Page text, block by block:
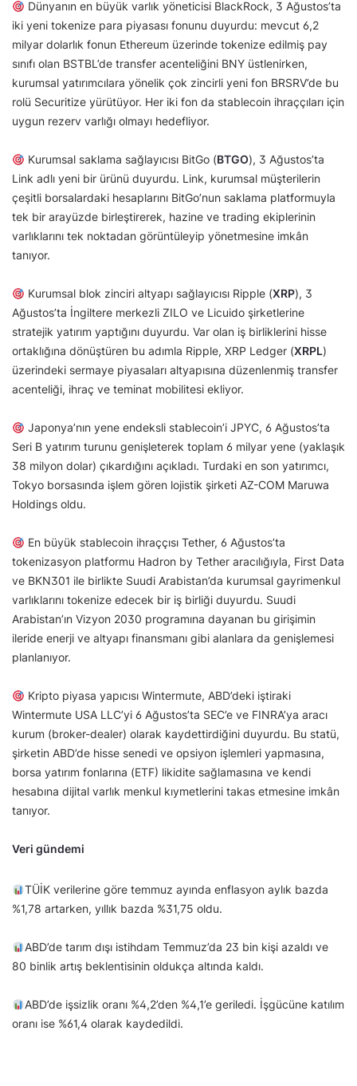
Dünyanın en büyük varlık yöneticisi BlackRock, 3 Ağustos’ta
iki yeni tokenize para piyasası fonunu duyurdu: mevcut 6,2
milyar dolarlık fonun Ethereum üzerinde tokenize edilmiş pay
sınıfı olan BSTBL’de transfer acenteliğini BNY üstlenirken,
kurumsal yatırımcılara yönelik çok zincirli yeni fon BRSRV’de bu
rolü Securitize yürütüyor. Her iki fon da stablecoin ihraççıları için
uygun rezerv varlığı olmayı hedefliyor.
Kurumsal saklama sağlayıcısı BitGo (BTGO), 3 Ağustos’ta
Link adlı yeni bir ürünü duyurdu. Link, kurumsal müşterilerin
çeşitli borsalardaki hesaplarını BitGo’nun saklama platformuyla
tek bir arayüzde birleştirerek, hazine ve trading ekiplerinin
varlıklarını tek noktadan görüntüleyip yönetmesine imkân
tanıyor.
Kurumsal blok zinciri altyapı sağlayıcısı Ripple (XRP), 3
Ağustos’ta İngiltere merkezli ZILO ve Licuido şirketlerine
stratejik yatırım yaptığını duyurdu. Var olan iş birliklerini hisse
ortaklığına dönüştüren bu adımla Ripple, XRP Ledger (XRPL)
üzerindeki sermaye piyasaları altyapısına düzenlenmiş transfer
acenteliği, ihraç ve teminat mobilitesi ekliyor.
Japonya’nın yene endeksli stablecoin’i JPYC, 6 Ağustos’ta
Seri B yatırım turunu genişleterek toplam 6 milyar yene (yaklaşık
38 milyon dolar) çıkardığını açıkladı. Turdaki en son yatırımcı,
Tokyo borsasında işlem gören lojistik şirketi AZ-COM Maruwa
Holdings oldu.
En büyük stablecoin ihraççısı Tether, 6 Ağustos’ta
tokenizasyon platformu Hadron by Tether aracılığıyla, First Data
ve BKN301 ile birlikte Suudi Arabistan’da kurumsal gayrimenkul
varlıklarını tokenize edecek bir iş birliği duyurdu. Suudi
Arabistan’ın Vizyon 2030 programına dayanan bu girişimin
ileride enerji ve altyapı finansmanı gibi alanlara da genişlemesi
planlanıyor.
Kripto piyasa yapıcısı Wintermute, ABD’deki iştiraki
Wintermute USA LLC’yi 6 Ağustos’ta SEC’e ve FINRA’ya aracı
kurum (broker-dealer) olarak kaydettirdiğini duyurdu. Bu statü,
şirketin ABD’de hisse senedi ve opsiyon işlemleri yapmasına,
borsa yatırım fonlarına (ETF) likidite sağlamasına ve kendi
hesabına dijital varlık menkul kıymetlerini takas etmesine imkân
tanıyor.
Veri gündemi
TÜİK verilerine göre temmuz ayında enflasyon aylık bazda
%1,78 artarken, yıllık bazda %31,75 oldu.
ABD’de tarım dışı istihdam Temmuz’da 23 bin kişi azaldı ve
80 binlik artış beklentisinin oldukça altında kaldı.
ABD’de işsizlik oranı %4,2’den %4,1’e geriledi. İşgücüne katılım
oranı ise %61,4 olarak kaydedildi.